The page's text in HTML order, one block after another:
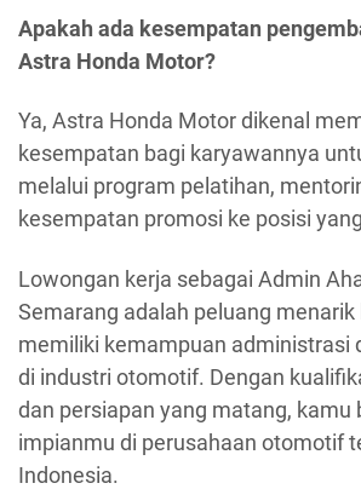
Apakah ada kesempatan
Astra Honda Motor?
Ya, Astra Honda Motor dikenal
kesempatan bagi karyawannya
melalui program pelatihan,
kesempatan promosi ke posisi
Lowongan kerja sebagai Admin
Semarang adalah peluang
memiliki kemampuan administrasi
di industri otomotif. Dengan
dan persiapan yang matang, kamu
impianmu di perusahaan otomotif
Indonesia.